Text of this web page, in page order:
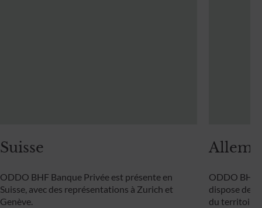
Suisse
ODDO BHF Banque Privée est présente en
Suisse, avec des représentations à Zurich et
Genève.
ODDO BHF
dispose de
du territoire